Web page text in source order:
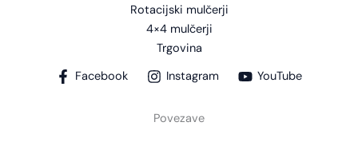
Rotacijski mulčerji
4×4 mulčerji
Trgovina
Facebook
Instagram YouTube
Povezave